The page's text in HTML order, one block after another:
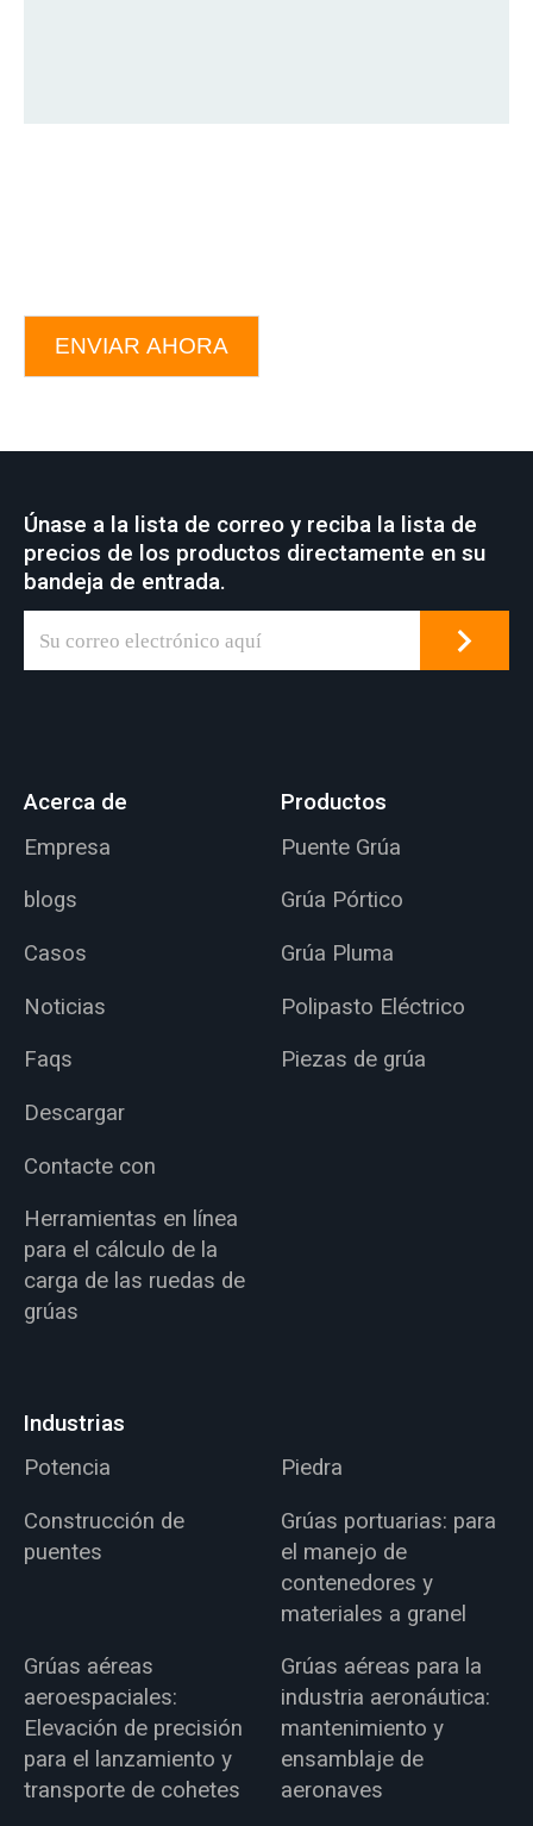
ENVIAR AHORA
Únase a la lista de correo y reciba la lista de
precios de los productos directamente en su
bandeja de entrada.
Acerca de
Empresa
blogs
Casos
Noticias
Faqs
Descargar
Contacte con
Herramientas en línea
para el cálculo de la
carga de las ruedas de
grúas
Productos
Puente Grúa
Grúa Pórtico
Grúa Pluma
Polipasto Eléctrico
Piezas de grúa
Industrias
Potencia
Piedra
Construcción de
puentes
Grúas portuarias: para
el manejo de
contenedores y
materiales a granel
Grúas aéreas
aeroespaciales:
Elevación de precisión
para el lanzamiento y
transporte de cohetes
Grúas aéreas para la
industria aeronáutica:
mantenimiento y
ensamblaje de
aeronaves